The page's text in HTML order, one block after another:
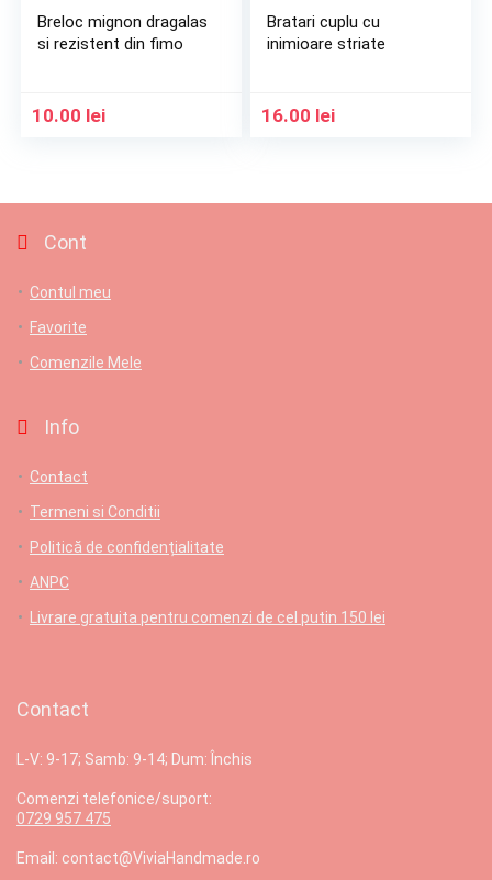
Breloc mignon dragalas
si rezistent din fimo
10.00 lei
Bratari cuplu cu
inimioare striate
16.00 lei
Cont
Contul meu
Favorite
Comenzile Mele
Info
Contact
Termeni si Conditii
Politică de confidențialitate
ANPC
Livrare gratuita pentru comenzi de cel putin 150 lei
Contact
L-V: 9-17; Samb: 9-14; Dum: Închis
Comenzi telefonice/suport:
0729 957 475
Email: contact@ViviaHandmade.ro